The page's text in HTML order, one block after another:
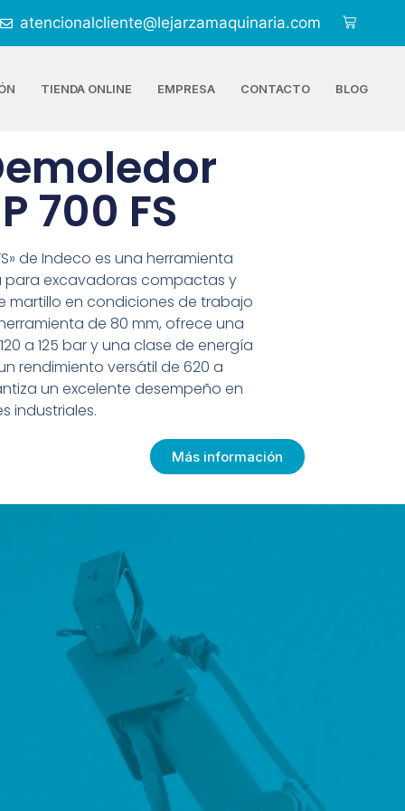
atencionalcliente@lejarzamaquinaria.com
TIENDA ONLINE EMPRESA CONTACTO BLOG
700 FS
de Indeco es una herramienta
excavadoras compactas y
martillo en condiciones de trabajo
de 80 mm, ofrece una
a 125 bar y una clase de energía
rendimiento versátil de 620 a
un excelente desempeño en
industriales.
Más información